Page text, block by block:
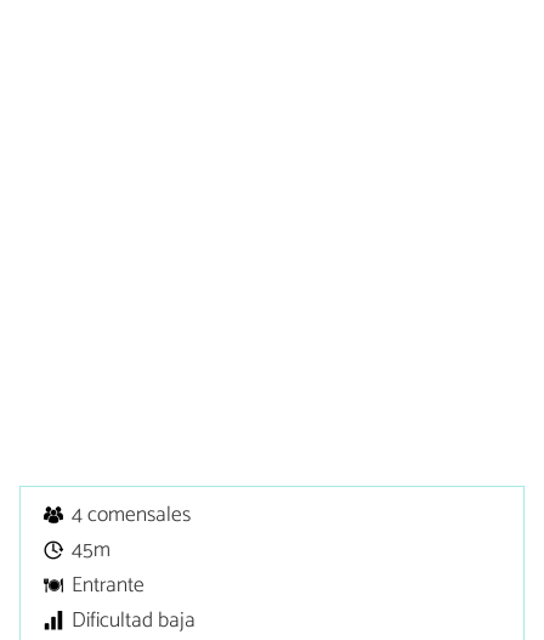
4 comensales
45m
Entrante
Dificultad baja